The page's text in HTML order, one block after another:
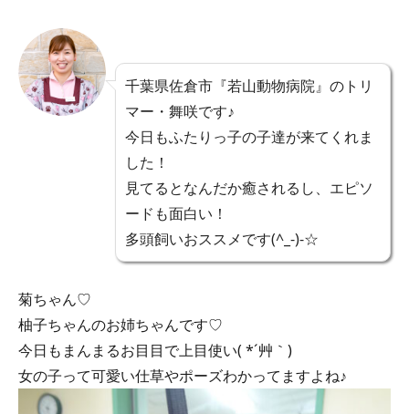
千葉県佐倉市『若山動物病院』のトリ
マー・舞咲です♪
今日もふたりっ子の子達が来てくれま
した！
見てるとなんだか癒されるし、エピソ
ードも面白い！
多頭飼いおススメです(^_-)-☆
菊ちゃん♡
柚子ちゃんのお姉ちゃんです♡
今日もまんまるお目目で上目使い( *´艸｀)
女の子って可愛い仕草やポーズわかってますよね♪